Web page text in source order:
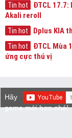
Tin hot
ĐTCL
Akali reroll
Tin hot Dplus KIA
Tin hot
ĐTCL Mùa
ứng cực thú vị
Hãy
game mới hơn nhé!